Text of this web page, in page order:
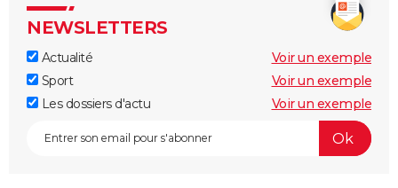
NEWSLETTERS
Actualité
Voir un exemple
Sport
Voir un exemple
Les dossiers d'actu
Voir un exemple